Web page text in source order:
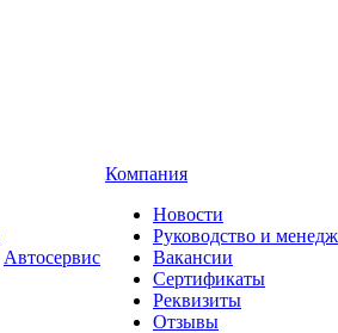
Автосервис
Компания
Новости
Руководство и
Вакансии
Сертификаты
Реквизиты
Отзывы